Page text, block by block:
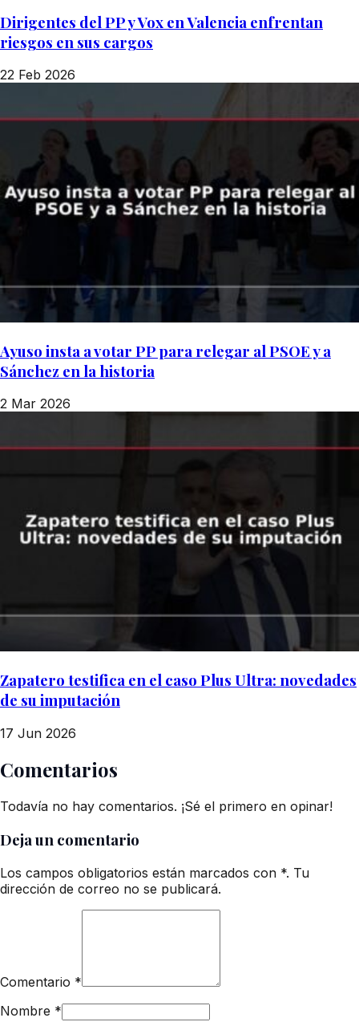
Dirigentes del PP y Vox en Valencia enfrentan
riesgos en sus cargos
22 Feb 2026
Ayuso insta a votar PP para relegar al PSOE y a
Sánchez en la historia
2 Mar 2026
Zapatero testifica en el caso Plus Ultra: novedades
de su imputación
17 Jun 2026
Comentarios
Todavía no hay comentarios. ¡Sé el primero en opinar!
Deja un comentario
Los campos obligatorios están marcados con *. Tu
dirección de correo no se publicará.
Comentario *
Nombre *